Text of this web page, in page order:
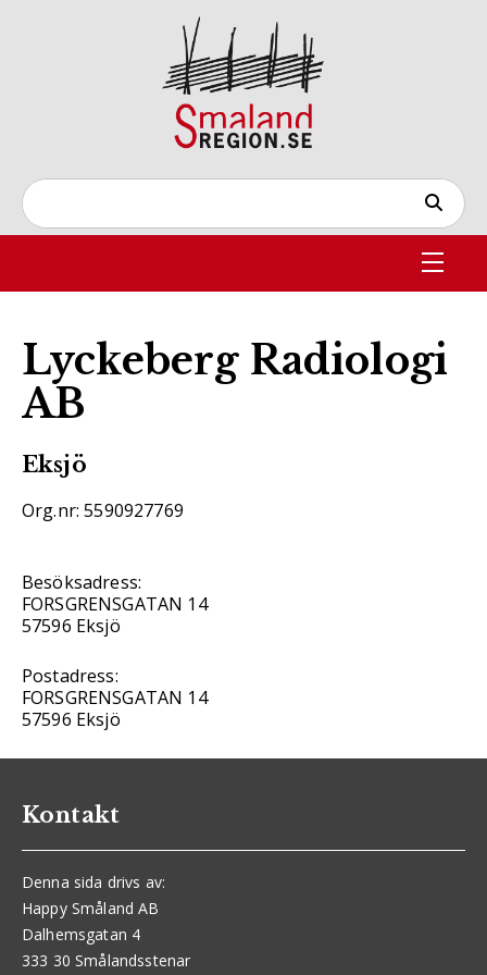
Lyckeberg Radiologi
AB
Eksjö
Org.nr: 5590927769
Besöksadress:
FORSGRENSGATAN 14
57596 Eksjö
Postadress:
FORSGRENSGATAN 14
57596 Eksjö
Kontakt
Denna sida drivs av:
Happy Småland AB
Dalhemsgatan 4
333 30 Smålandsstenar